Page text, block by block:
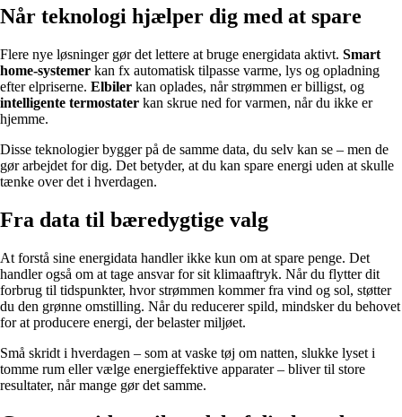
Når teknologi hjælper dig med at spare
Flere nye løsninger gør det lettere at bruge energidata aktivt. Smart
home-systemer kan fx automatisk tilpasse varme, lys og opladning
efter elpriserne. Elbiler kan oplades, når strømmen er billigst, og
intelligente termostater kan skrue ned for varmen, når du ikke er
hjemme.
Disse teknologier bygger på de samme data, du selv kan se – men de
gør arbejdet for dig. Det betyder, at du kan spare energi uden at skulle
tænke over det i hverdagen.
Fra data til bæredygtige valg
At forstå sine energidata handler ikke kun om at spare penge. Det
handler også om at tage ansvar for sit klimaaftryk. Når du flytter dit
forbrug til tidspunkter, hvor strømmen kommer fra vind og sol, støtter
du den grønne omstilling. Når du reducerer spild, mindsker du behovet
for at producere energi, der belaster miljøet.
Små skridt i hverdagen – som at vaske tøj om natten, slukke lyset i
tomme rum eller vælge energieffektive apparater – bliver til store
resultater, når mange gør det samme.